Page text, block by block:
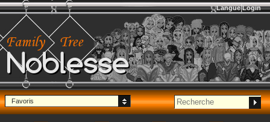
Noblesse
Langue Login
Favoris